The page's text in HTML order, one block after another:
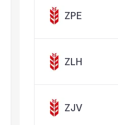
Taşınan Fonlar
Fiyat Endeks Değişimi
ZPE
ZLH
ZJV